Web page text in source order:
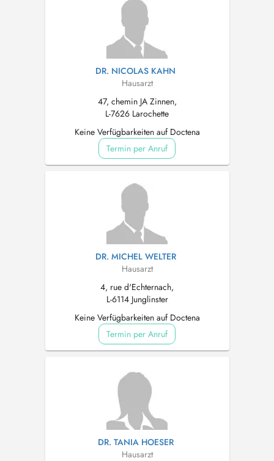
DR. NICOLAS KAHN
Hausarzt
47, chemin JA Zinnen,
L-7626 Larochette
Keine Verfügbarkeiten auf Doctena
Termin per Anruf
DR. MICHEL WELTER
Hausarzt
4, rue d'Echternach,
L-6114 Junglinster
Keine Verfügbarkeiten auf Doctena
Termin per Anruf
DR. TANIA HOESER
Hausarzt